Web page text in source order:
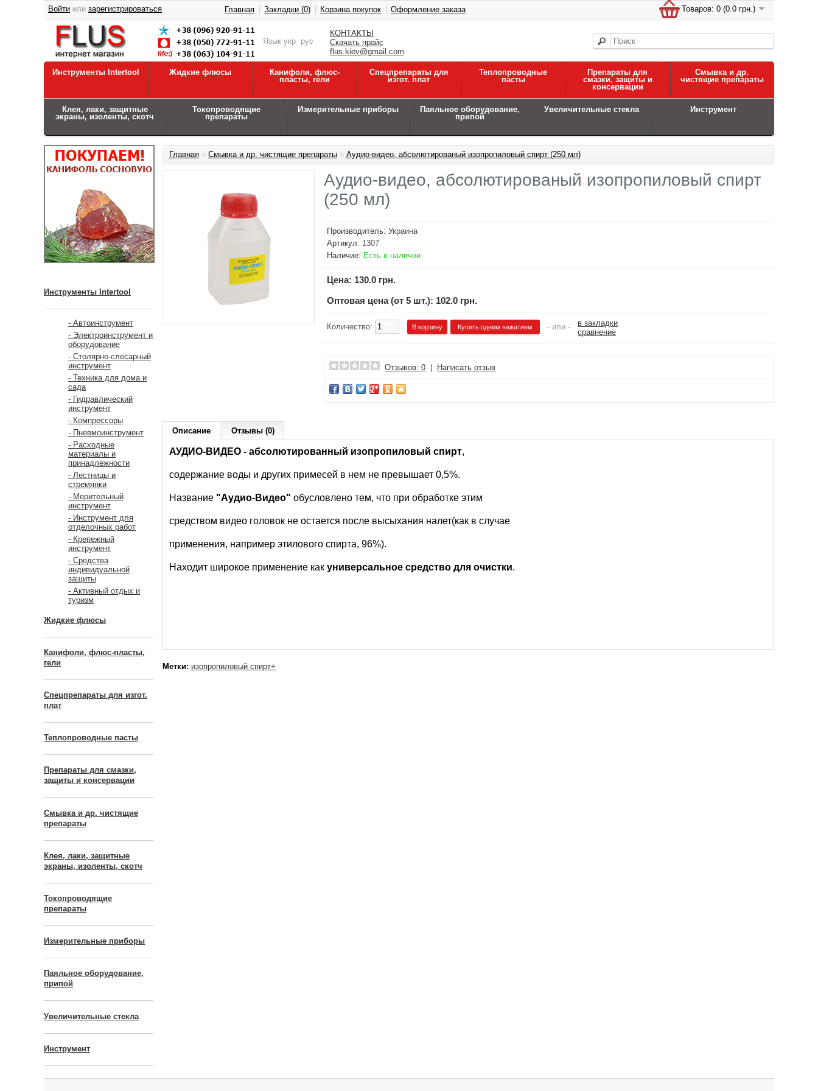
КОНТАКТЫ
Скачать прайс
flus.kiev@gmail.com
Язык укр рус
Товаров: 0 (0.0 грн.)
Войти или зарегистрироваться Главная Закладки (0) Корзина покупок Оформление заказа
Инструменты Intertool Жидкие флюсы
Канифоли, флюс-
пласты, гели
Спецпрепараты для
изгот. плат
Теплопроводные
пасты
Препараты для
смазки, защиты и
консервации
Смывка и др.
чистящие препараты
Клея, лаки, защитные
экраны, изоленты, скотч
Токопроводящие
препараты
Измерительные приборы
Паяльное оборудование,
припой
Увеличительные стекла Инструмент
Инструменты Intertool
- Автоинструмент
- Электроинструмент и
оборудование
- Столярно-слесарный
инструмент
- Техника для дома и
сада
- Гидравлический
инструмент
- Компрессоры
- Пневмоинструмент
- Расходные
материалы и
принадлежности
- Лестницы и
стремянки
- Мерительный
инструмент
- Инструмент для
отделочных работ
- Крепежный
инструмент
- Средства
индивидуальной
защиты
- Активный отдых и
туризм
Жидкие флюсы
Канифоли, флюс-пласты,
гели
Спецпрепараты для изгот.
плат
Теплопроводные пасты
Препараты для смазки,
защиты и консервации
Смывка и др. чистящие
препараты
Клея, лаки, защитные
экраны, изоленты, скотч
Токопроводящие
препараты
Измерительные приборы
Паяльное оборудование,
припой
Увеличительные стекла
Инструмент
Главная » Смывка и др. чистящие препараты » Аудио-видео, абсолютированый изопропиловый спирт (250 мл)
Аудио-видео, абсолютированый изопропиловый спирт
(250 мл)
Производитель: Украина
Артикул: 1307
Наличие: Есть в наличии
Цена: 130.0 грн.
Оптовая цена (от 5 шт.): 102.0 грн.
Количество: Купить одним нажатием - или -
в закладки
сравнение
Отзывов: 0 Написать отзыв
Описание Отзывы (0)
АУДИО-ВИДЕО - абсолютированный изопропиловый спирт,
содержание воды и других примесей в нем не превышает 0,5%.
Название "Аудио-Видео" обусловлено тем, что при обработке этим
средством видео головок не остается после высыхания налет(как в случае
применения, например этилового спирта, 96%).
Находит широкое применение как универсальное средство для очистки.
Метки: изопропиловый спирт+